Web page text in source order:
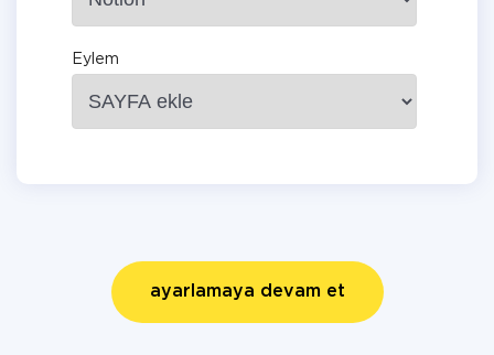
Eylem
ayarlamaya devam et